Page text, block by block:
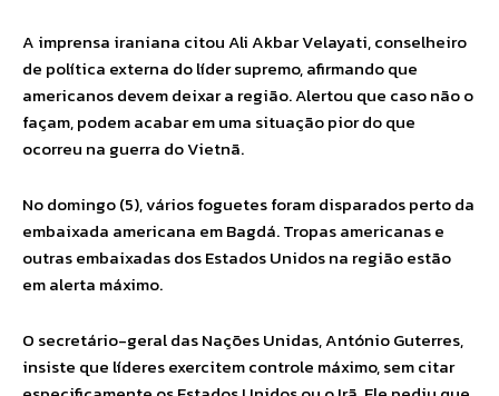
A imprensa iraniana citou Ali Akbar Velayati, conselheiro
de política externa do líder supremo, afirmando que
americanos devem deixar a região. Alertou que caso não o
façam, podem acabar em uma situação pior do que
ocorreu na guerra do Vietnã.
No domingo (5), vários foguetes foram disparados perto da
embaixada americana em Bagdá. Tropas americanas e
outras embaixadas dos Estados Unidos na região estão
em alerta máximo.
O secretário-geral das Nações Unidas, António Guterres,
insiste que líderes exercitem controle máximo, sem citar